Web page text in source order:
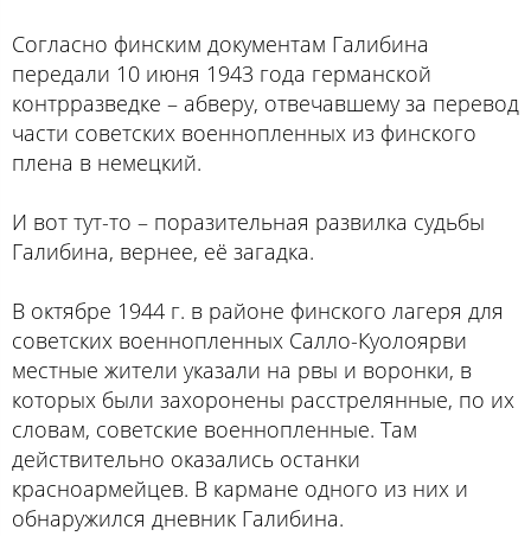
Согласно финским документам Галибина
передали 10 июня 1943 года германской
контрразведке – абверу, отвечавшему за перевод
части советских военнопленных из финского
плена в немецкий.
И вот тут-то – поразительная развилка судьбы
Галибина, вернее, её загадка.
В октябре 1944 г. в районе финского лагеря для
советских военнопленных Салло-Куолоярви
местные жители указали на рвы и воронки, в
которых были захоронены расстрелянные, по их
словам, советские военнопленные. Там
действительно оказались останки
красноармейцев. В кармане одного из них и
обнаружился дневник Галибина.